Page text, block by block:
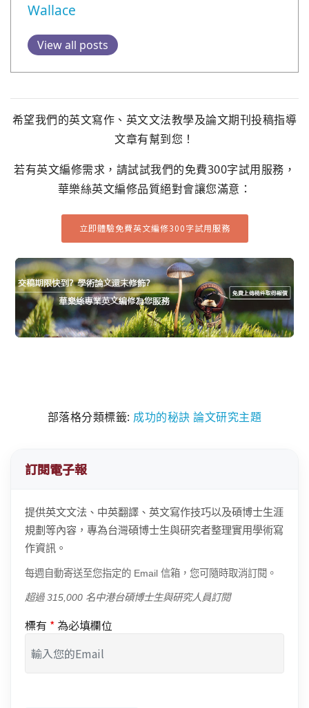
Wallace
View all posts
希望我們的英文寫作、英文文法教學及論文期刊投稿指導
文章有幫到您！
若有英文編修需求，請試試我們的免費300字試用服務，
華樂絲英文編修品質絕對會讓您滿意：
立即體驗免費英文編修300字試用服務
部落格分類標籤: 成功的秘訣 論文研究主題
訂閱電子報
提供英文文法、中英翻譯、英文寫作技巧以及碩博士生涯
規劃等內容，專為台灣碩博士生與研究者整理實用學術寫
作資訊。
每週自動寄送至您指定的 Email 信箱，您可隨時取消訂閱。
超過 315,000 名中港台碩博士生與研究人員訂閱
標有 * 為必填欄位